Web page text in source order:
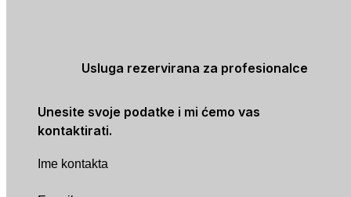
Usluga rezervirana za profesionalce
Unesite svoje podatke i mi ćemo vas
kontaktirati.